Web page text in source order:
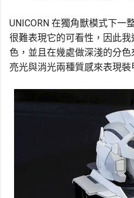
UNICORN 在獨角獸模式下一
很難表現它的可看性，因此
色，並且在幾處做深淺的分
亮光與消光兩種質感來表現裝